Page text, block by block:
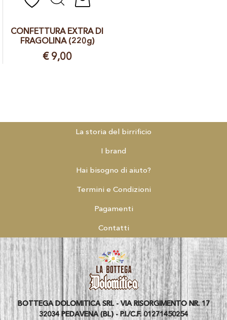
CONFETTURA EXTRA DI
FRAGOLINA (220g)
€ 9,00
La storia del birrificio
I brand
Hai bisogno di aiuto?
Termini e Condizioni
Pagamenti
Contatti
BOTTEGA DOLOMITICA SRL - VIA RISORGIMENTO NR. 17
32034 PEDAVENA (BL) - P.I./C.F. 01271450254